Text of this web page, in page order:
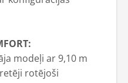
modeļi ar 9,10 m
rotējoši